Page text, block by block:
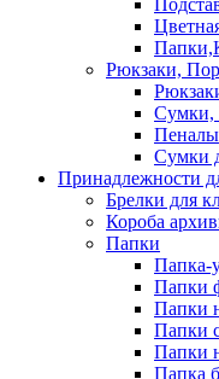
Рюкзаки,
Сумки,
Пеналы
Сумки
Принадлежности
Брелки для
Короба
Папки
Папка-
Папки
Папки
Папки
Папки
Папка